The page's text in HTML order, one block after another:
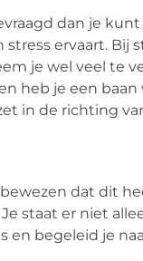
dan je
ervaart. Bij
je wel veel te
heb je een baan
in de richting
dat dit
staat er niet
begeleid je